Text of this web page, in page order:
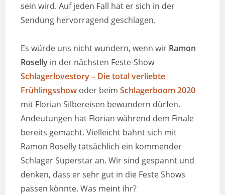
sein wird. Auf jeden Fall hat er sich in der
Sendung hervorragend geschlagen.
Es würde uns nicht wundern, wenn wir Ramon
Roselly in der nächsten Feste-Show
Schlagerlovestory – Die total verliebte
Frühlingsshow oder beimSchlagerboom 2020
mit Florian Silbereisen bewundern dürfen.
Andeutungen hat Florian während dem Finale
bereits gemacht. Vielleicht bahnt sich mit
Ramon Roselly tatsächlich ein kommender
Schlager Superstar an. Wir sind gespannt und
denken, dass er sehr gut in die Feste Shows
passen könnte. Was meint ihr?